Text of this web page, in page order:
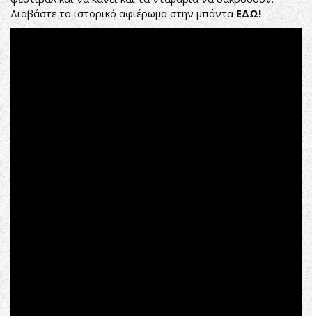
Διαβάστε το ιστορικό αφιέρωμα στην μπάντα ΕΔΩ!